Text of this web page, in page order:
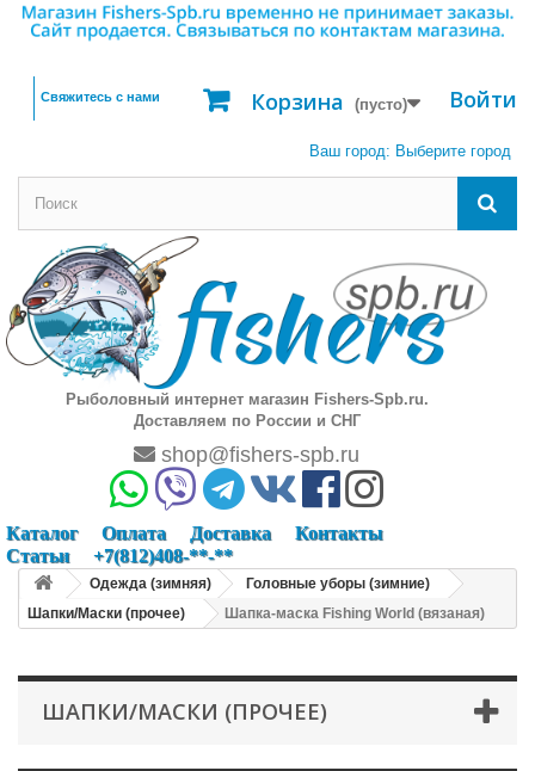
Войти
Корзина (пусто)
Свяжитесь с нами
Ваш город: Выберите город
Рыболовный интернет магазин Fishers-Spb.ru.
Доставляем по России и СНГ
shop@fishers-spb.ru
Каталог Оплата Доставка
Контакты
Статьи
+7(812)408-**-**
Одежда (зимняя)
Головные уборы (зимние)
Шапки/Маски (прочее)
Шапка-маска Fishing World (вязаная)
ШАПКИ/МАСКИ (ПРОЧЕЕ)